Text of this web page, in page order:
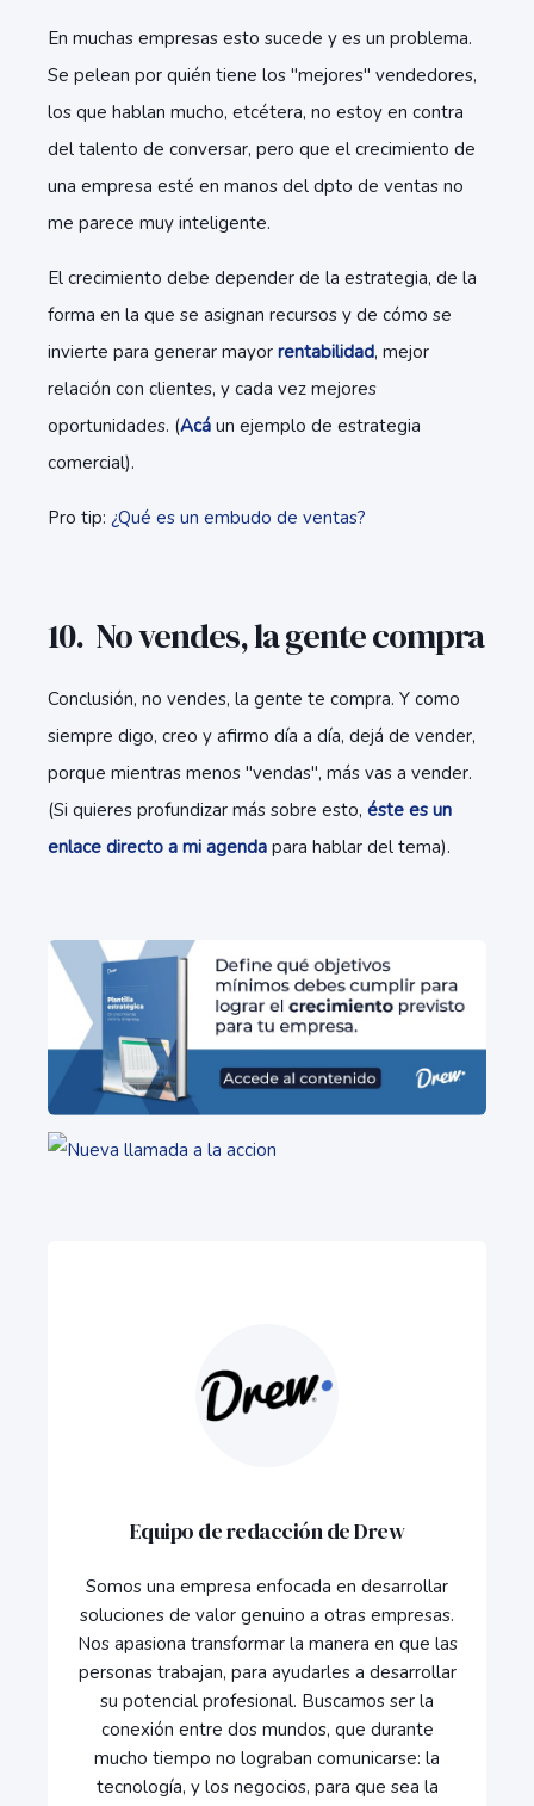
En muchas empresas esto sucede y es un problema.
Se pelean por quién tiene los "mejores" vendedores,
los que hablan mucho, etcétera, no estoy en contra
del talento de conversar, pero que el crecimiento de
una empresa esté en manos del dpto de ventas no
me parece muy inteligente.
El crecimiento debe depender de la estrategia, de la
forma en la que se asignan recursos y de cómo se
invierte para generar mayor rentabilidad, mejor
relación con clientes, y cada vez mejores
oportunidades. (Acá un ejemplo de estrategia
comercial).
Pro tip: ¿Qué es un embudo de ventas?
10. No vendes, la gente compra
Conclusión, no vendes, la gente te compra. Y como
siempre digo, creo y afirmo día a día, dejá de vender,
porque mientras menos "vendas", más vas a vender.
(Si quieres profundizar más sobre esto, éste es un
enlace directo a mi agenda para hablar del tema).
Equipo de redacción de Drew
Somos una empresa enfocada en desarrollar
soluciones de valor genuino a otras empresas.
Nos apasiona transformar la manera en que las
personas trabajan, para ayudarles a desarrollar
su potencial profesional. Buscamos ser la
conexión entre dos mundos, que durante
mucho tiempo no lograban comunicarse: la
tecnología, y los negocios, para que sea la